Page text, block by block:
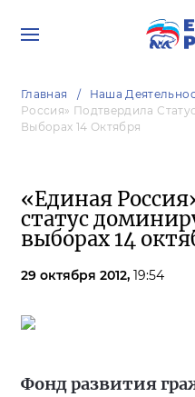
Главная Наша
Россия» Подтвердила
Выборах 14 Октября
«Единая
статус
выборах 14
29 октября 2012, 19:54
Фонд развития